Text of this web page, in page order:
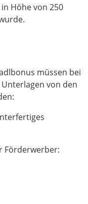
Höhe von 250
müssen bei
von den